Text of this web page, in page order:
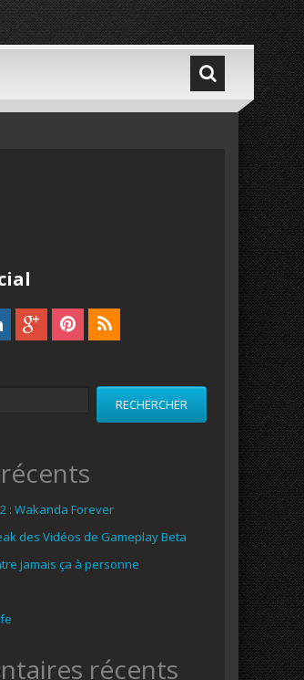
RECHERCHER
: Wakanda Forever
des Vidéos de Gameplay Beta
jamais ça à personne
récents